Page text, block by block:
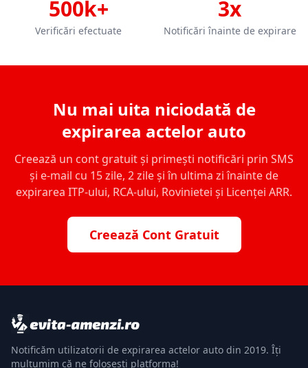
500k+
Verificări efectuate
3x
Notificări înainte de expirare
Nu mai uita niciodată de
expirarea actelor auto
Creează un cont gratuit și primești notificări prin SMS
și e-mail cu 15 zile, 2 zile și în ultima zi înainte de
expirarea ITP-ului, RCA-ului, Rovinietei și Licenței ARR.
Creează Cont Gratuit
Notificăm utilizatorii de expirarea actelor auto din 2019. Îți
mulțumim că ne folosești platforma!